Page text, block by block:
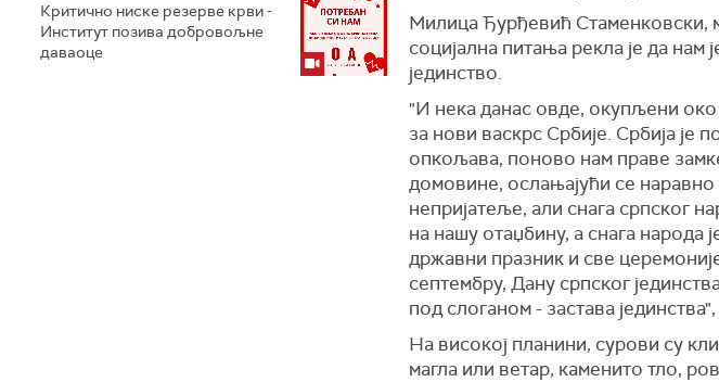
Критично ниске резерве крви -
Институт позива добровољне
даваоце
Милица Ђурђевић Стаменковски,
социјална питања рекла је да нам
јединство.
"И нека данас овде, окупљени
за нови васкрс Србије. Србија је
опкољава, поново нам праве
домовине, ослањајући се
непријатеље, али снага српског
на нашу отаџбину, а снага народа
државни празник и све
септембру, Дану српског
под слоганом - застава
На високој планини, сурови су
магла или ветар, каменито тло,